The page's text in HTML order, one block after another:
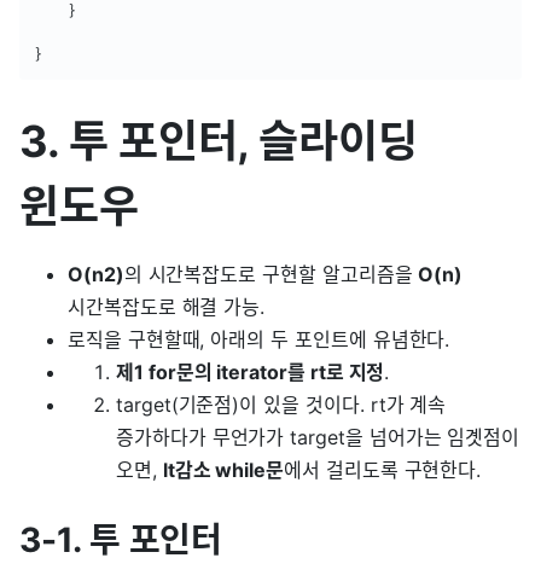
}
}
3. 투 포인터, 슬라이딩
윈도우
O(n2)의 시간복잡도로 구현할 알고리즘을O(n)
시간복잡도로 해결 가능.
로직을 구현할때, 아래의 두 포인트에 유념한다.
제1 for문의 iterator를 rt로 지정.
target(기준점)이 있을 것이다. rt가 계속
증가하다가 무언가가 target을 넘어가는 임곗점이
오면, lt감소 while문에서 걸리도록 구현한다.
3-1. 투 포인터